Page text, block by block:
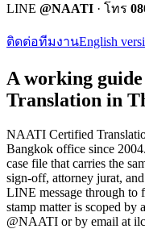
LINE @NAATI · โทร
ติดต่อทีมงานEnglish
A working
Translation in
NAATI Certified
Bangkok office since
case file that carries the
sign-off, attorney jurat,
LINE message through to
stamp matter is scoped by
@NAATI or by email at